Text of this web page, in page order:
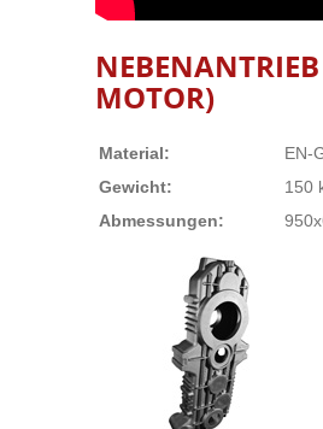
MOTOR)
Material:
EN-
Gewicht:
150
Abmessungen: